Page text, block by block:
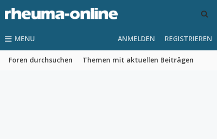
MENU
Foren durchsuchen Themen mit aktuellen Beiträgen
ANMELDEN REGISTRIEREN